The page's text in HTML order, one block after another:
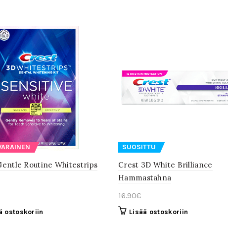
Routine Whitestrips
ostoskoriin
SUOSITTU
Crest 3D White Brilliance
Hammastahna
16.90€
Lisää ostoskoriin